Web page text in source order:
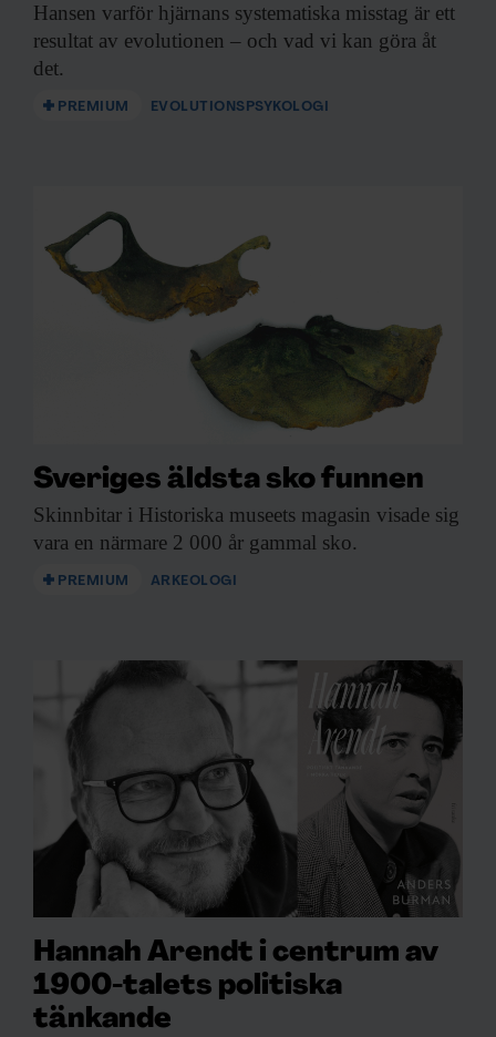
Hansen varför hjärnans systematiska misstag är ett
resultat av evolutionen – och vad vi kan göra åt
det.
PREMIUM EVOLUTIONSPSYKOLOGI
Sveriges äldsta sko funnen
Skinnbitar i Historiska museets magasin visade sig
vara en närmare 2 000 år gammal sko.
PREMIUM ARKEOLOGI
Hannah Arendt i centrum av
1900-talets politiska
tänkande